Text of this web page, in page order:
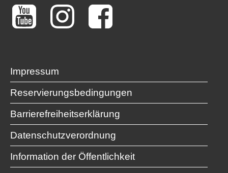
Impressum
Reservierungsbedingungen
Barrierefreiheitserklärung
Datenschutzverordnung
Information der Öffentlichkeit